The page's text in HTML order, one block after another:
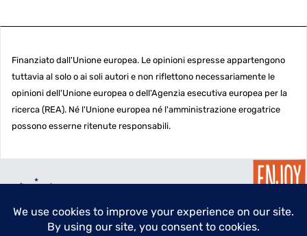
Finanziato dall'Unione europea. Le opinioni espresse appartengono
tuttavia al solo o ai soli autori e non riflettono necessariamente le
opinioni dell'Unione europea o dell'Agenzia esecutiva europea per la
ricerca (REA). Né l'Unione europea né l'amministrazione erogatrice
possono esserne ritenute responsabili.